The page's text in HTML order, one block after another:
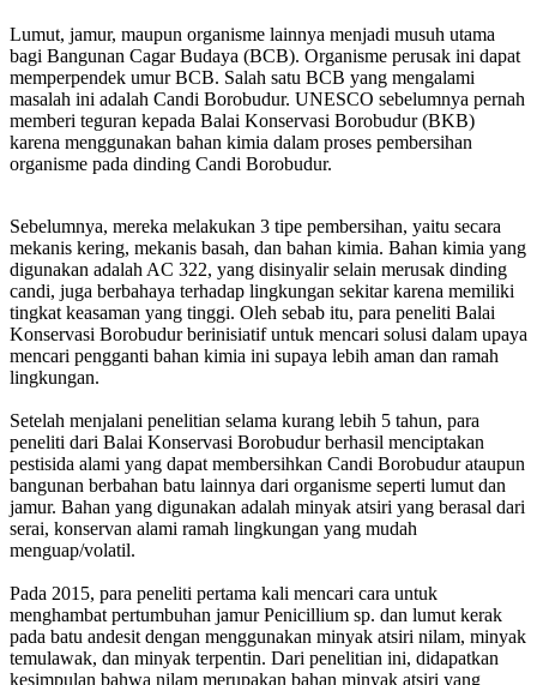
Lumut, jamur, maupun organisme lainnya menjadi musuh utama
bagi Bangunan Cagar Budaya (BCB). Organisme perusak ini dapat
memperpendek umur BCB. Salah satu BCB yang mengalami
masalah ini adalah Candi Borobudur. UNESCO sebelumnya pernah
memberi teguran kepada Balai Konservasi Borobudur (BKB)
karena menggunakan bahan kimia dalam proses pembersihan
organisme pada dinding Candi Borobudur.
Sebelumnya, mereka melakukan 3 tipe pembersihan, yaitu secara
mekanis kering, mekanis basah, dan bahan kimia. Bahan kimia yang
digunakan adalah AC 322, yang disinyalir selain merusak dinding
candi, juga berbahaya terhadap lingkungan sekitar karena memiliki
tingkat keasaman yang tinggi. Oleh sebab itu, para peneliti Balai
Konservasi Borobudur berinisiatif untuk mencari solusi dalam upaya
mencari pengganti bahan kimia ini supaya lebih aman dan ramah
lingkungan.
Setelah menjalani penelitian selama kurang lebih 5 tahun, para
peneliti dari Balai Konservasi Borobudur berhasil menciptakan
pestisida alami yang dapat membersihkan Candi Borobudur ataupun
bangunan berbahan batu lainnya dari organisme seperti lumut dan
jamur. Bahan yang digunakan adalah minyak atsiri yang berasal dari
serai, konservan alami ramah lingkungan yang mudah
menguap/volatil.
Pada 2015, para peneliti pertama kali mencari cara untuk
menghambat pertumbuhan jamur Penicillium sp. dan lumut kerak
pada batu andesit dengan menggunakan minyak atsiri nilam, minyak
temulawak, dan minyak terpentin. Dari penelitian ini, didapatkan
kesimpulan bahwa nilam merupakan bahan minyak atsiri yang